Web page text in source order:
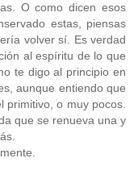
O como dicen esos
estas, piensas
volver sí. Es verdad
al espíritu de lo que
te digo al principio en
aunque entiendo que
primitivo, o muy pocos.
que se renueva una y